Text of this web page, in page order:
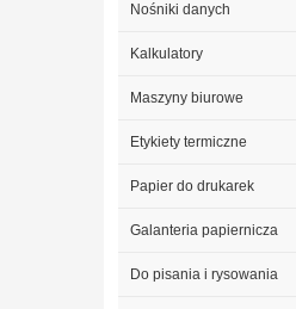
Nośniki danych
Kalkulatory
Maszyny biurowe
Etykiety termiczne
Papier do drukarek
Galanteria papiernicza
Do pisania i rysowania